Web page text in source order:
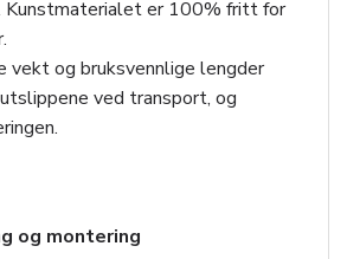
Kunstmaterialet er 100% fritt for
vekt og bruksvennlige lengder
ved transport, og
og montering